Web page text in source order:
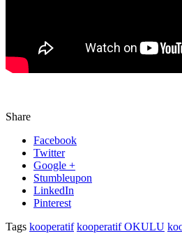
Share
Facebook
Twitter
Google +
Stumbleupon
LinkedIn
Pinterest
Tags kooperatif kooperatif OKULU